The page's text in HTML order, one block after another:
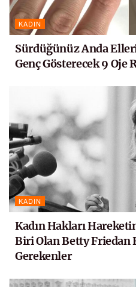
KADIN
Sürdüğünüz Anda
Genç Gösterecek 9 Oje
KADIN
Kadın Hakları
Biri Olan Betty Friedan
Gerekenler